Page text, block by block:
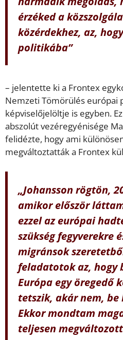
érzéked a
közérdekhez, az,
politikába”
– jelentette ki a Frontex
Nemzeti Tömörülés európai
képviselőjelöltje is egyben.
abszolút vezéregyénisége
felidézte, hogy ami
megváltoztatták a Frontex
„Johansson rögtön,
amikor először
ezzel az európai
szükség fegyverekre
migránsok
feladatotok az, hogy
Európa egy öregedő
tetszik, akár nem,
Ekkor mondtam
teljesen